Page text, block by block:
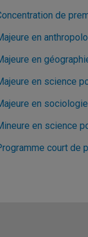
de
en
en
en science
en sociologie
en science
court de